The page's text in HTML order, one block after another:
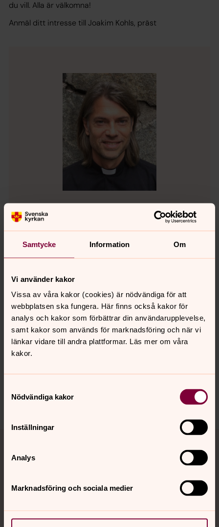
Samtycke Information Om
Vi använder kakor
Vissa av våra kakor (cookies) är nödvändiga för att
webbplatsen ska fungera. Här finns också kakor för
analys och kakor som förbättrar din användarupplevelse,
samt kakor som används för marknadsföring och när vi
länkar vidare till andra plattformar. Läs mer om våra
kakor.
Nödvändiga kakor
Inställningar
Analys
Marknadsföring och sociala medier
du vill. Alla är välkomna!
Anmäl ditt intresse till Joakim Kohls, präst
Joakim Kohls
Direkt:08-616 88 19
Senast ändrad 27 oktober 2022
Synpunkter eller frågor på sidans
innehåll?
Tillbaka till toppen
Tillbaka till innehållet
Kontakt
Kalender